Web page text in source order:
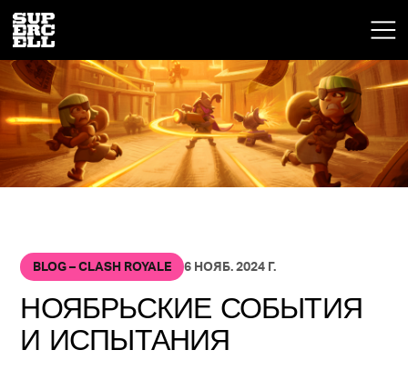
BLOG – CLASH ROYALE 6 НОЯБ. 2024 Г.
НОЯБРЬСКИЕ СОБЫТИЯ
И ИСПЫТАНИЯ